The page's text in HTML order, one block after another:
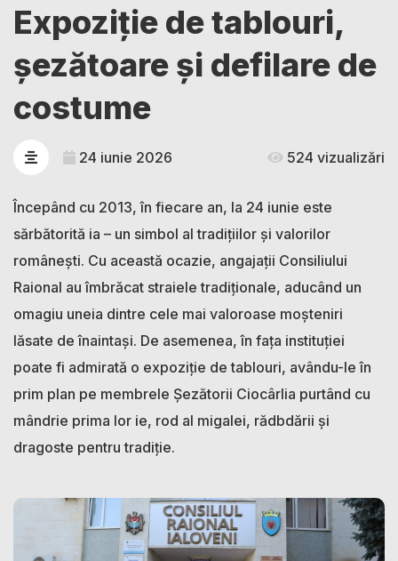
Expoziție de tablouri,
șezătoare și defilare de
costume
24 iunie 2026 524 vizualizări
Începând cu 2013, în fiecare an, la 24 iunie este
sărbătorită ia – un simbol al tradițiilor și valorilor
românești. Cu această ocazie, angajații Consiliului
Raional au îmbrăcat straiele tradiționale, aducând un
omagiu uneia dintre cele mai valoroase moșteniri
lăsate de înaintași. De asemenea, în fața instituției
poate fi admirată o expoziție de tablouri, avându-le în
prim plan pe membrele Șezătorii Ciocârlia purtând cu
mândrie prima lor ie, rod al migalei, rădbdării și
dragoste pentru tradiție.